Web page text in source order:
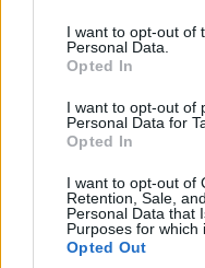
I want to opt-out of
Personal Data.
Opted In
I want to opt-out of
Personal Data for
Opted In
I want to opt-out of
Retention, Sale,
Personal Data that
Purposes for which
Opted Out
KEDVES
A keresett cikk a
tartozik, melynek
regisztrációhoz
Portfolio.hu
Kötéslisták: BÉT
kötéslistái